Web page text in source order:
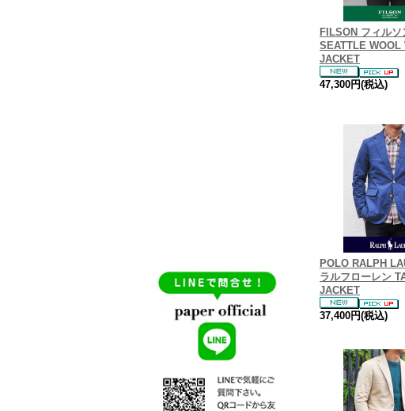
FILSON フィルソ
SEATTLE WOOL
JACKET
47,300円(税込)
POLO RALPH
ラルフローレン
JACKET
37,400円(税込)